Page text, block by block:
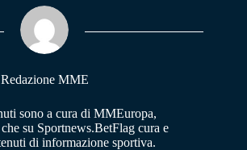
Redazione MME
sono a cura di MMEuropa,
su Sportnews.BetFlag cura e
di informazione sportiva.